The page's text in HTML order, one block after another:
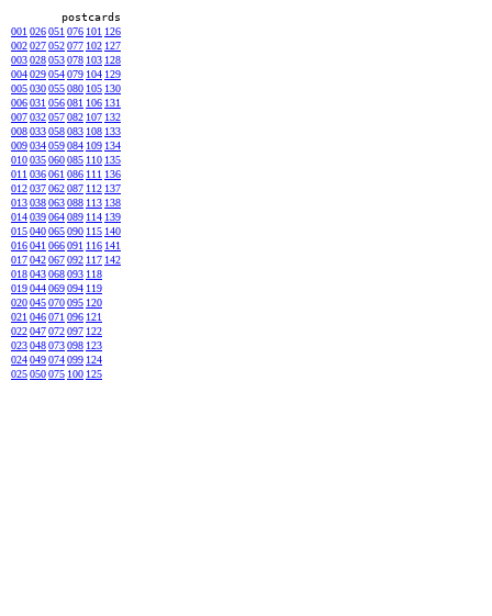
postcards
001 026051 076 101 126
002027052077 102 127
003028053078 103 128
004029054079 104 129
005030055080 105 130
006031 056081 106 131
007032057082 107 132
008033058083 108 133
009034059084 109 134
010035060085 110 135
011 036061 086 111 136
012037062087 112 137
013038063088 113 138
014039064089 114 139
015040065090 115 140
016041 066091 116 141
017042067092 117 142
018043068093 118
019044069094 119
020045070095 120
021 046071 096 121
022047072097 122
023048073098 123
024049074099 124
025050075 100 125